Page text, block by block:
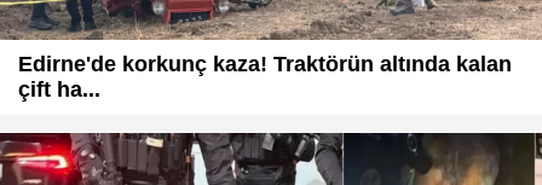
Edirne'de korkunç kaza! Traktörün altında kalan
çift ha...